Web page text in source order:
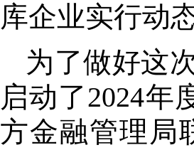
库企业实行动
为了做好这
启动了2024年
方金融管理局